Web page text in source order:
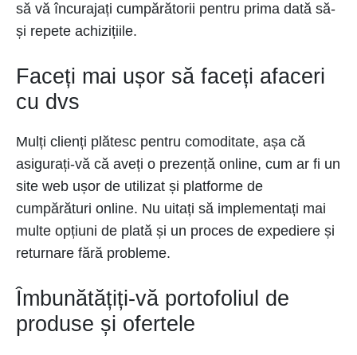
să vă încurajați cumpărătorii pentru prima dată să-
și repete achizițiile.
Faceți mai ușor să faceți afaceri
cu dvs
Mulți clienți plătesc pentru comoditate, așa că
asigurați-vă că aveți o prezență online, cum ar fi un
site web ușor de utilizat și platforme de
cumpărături online. Nu uitați să implementați mai
multe opțiuni de plată și un proces de expediere și
returnare fără probleme.
Îmbunătățiți-vă portofoliul de
produse și ofertele